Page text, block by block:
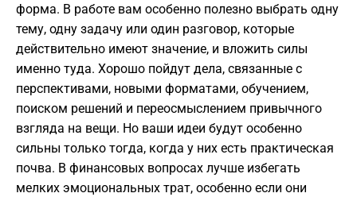
форма. В работе вам особенно полезно выбрать одну
тему, одну задачу или один разговор, которые
действительно имеют значение, и вложить силы
именно туда. Хорошо пойдут дела, связанные с
перспективами, новыми форматами, обучением,
поиском решений и переосмыслением привычного
взгляда на вещи. Но ваши идеи будут особенно
сильны только тогда, когда у них есть практическая
почва. В финансовых вопросах лучше избегать
мелких эмоциональных трат, особенно если они